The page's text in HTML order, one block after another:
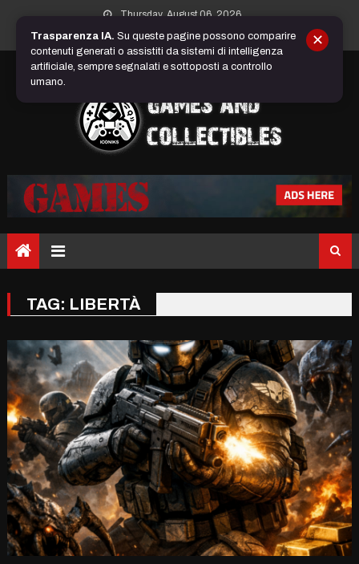
content
Thursday, August 06, 2026
TAG: LIBERTÀ
Trasparenza IA. Su queste pagine possono comparire
contenuti generati o assistiti da sistemi di intelligenza
artificiale, sempre segnalati e sottoposti a controllo
umano.
✕